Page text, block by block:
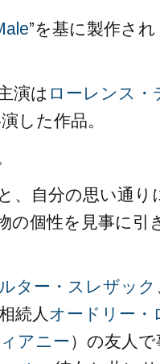
”を基に製作され
演は ローレンス・
した作品。
と、自分の思い通り
の個性を見事に引
ター・スレザック
続人オードリー・
アニー）の友人で